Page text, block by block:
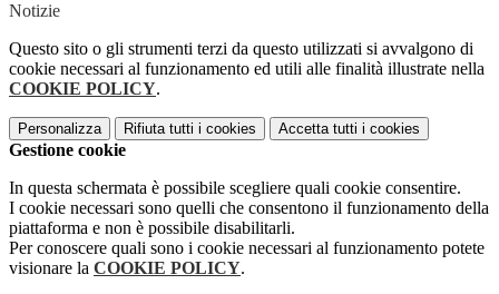
Notizie
Questo sito o gli strumenti terzi da questo utilizzati si avvalgono di
cookie necessari al funzionamento ed utili alle finalità illustrate nella
COOKIE POLICY.
Personalizza Rifiuta tutti i cookies Accetta tutti i cookies
Gestione cookie
In questa schermata è possibile scegliere quali cookie consentire.
I cookie necessari sono quelli che consentono il funzionamento della
piattaforma e non è possibile disabilitarli.
Per conoscere quali sono i cookie necessari al funzionamento potete
visionare la COOKIE POLICY.